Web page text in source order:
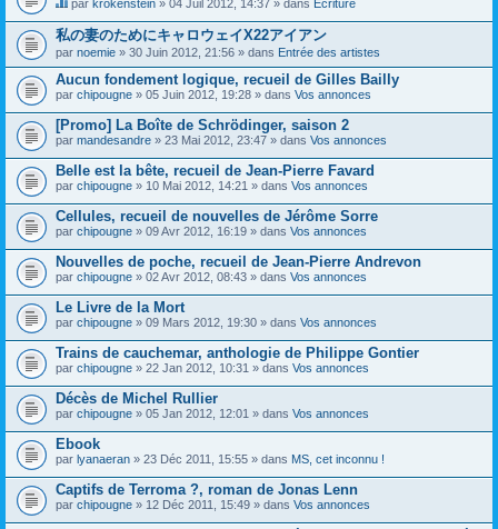
C
e
s
u
j
e
t
o
n
t
i
e
n
t
u
n
o
n
d
a
g
e
par krokenstein » 04 Juil 2012, 14:37 » dans Ecriture
私の妻のためにキャロウェイX22アイアン
par noemie » 30 Juin 2012, 21:56 » dans Entrée des artistes
Aucun fondement logique, recueil de Gilles Bailly
par chipougne » 05 Juin 2012, 19:28 » dans Vos annonces
[Promo] La Boîte de Schrödinger, saison 2
par mandesandre » 23 Mai 2012, 23:47 » dans Vos annonces
Belle est la bête, recueil de Jean-Pierre Favard
par chipougne » 10 Mai 2012, 14:21 » dans Vos annonces
Cellules, recueil de nouvelles de Jérôme Sorre
par chipougne » 09 Avr 2012, 16:19 » dans Vos annonces
Nouvelles de poche, recueil de Jean-Pierre Andrevon
par chipougne » 02 Avr 2012, 08:43 » dans Vos annonces
Le Livre de la Mort
par chipougne » 09 Mars 2012, 19:30 » dans Vos annonces
Trains de cauchemar, anthologie de Philippe Gontier
par chipougne » 22 Jan 2012, 10:31 » dans Vos annonces
Décès de Michel Rullier
par chipougne » 05 Jan 2012, 12:01 » dans Vos annonces
Ebook
par lyanaeran » 23 Déc 2011, 15:55 » dans MS, cet inconnu !
Captifs de Terroma ?, roman de Jonas Lenn
par chipougne » 12 Déc 2011, 15:49 » dans Vos annonces